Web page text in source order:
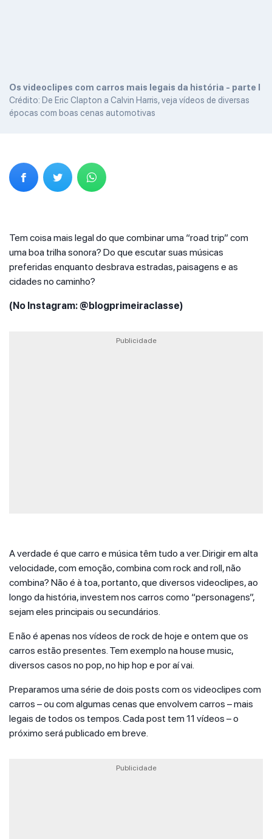
Os videoclipes com carros mais legais da história - parte I
Crédito: De Eric Clapton a Calvin Harris, veja vídeos de diversas
épocas com boas cenas automotivas
Tem coisa mais legal do que combinar uma “road trip” com
uma boa trilha sonora? Do que escutar suas músicas
preferidas enquanto desbrava estradas, paisagens e as
cidades no caminho?
(No Instagram: @blogprimeiraclasse)
Publicidade
A verdade é que carro e música têm tudo a ver. Dirigir em alta
velocidade, com emoção, combina com rock and roll, não
combina? Não é à toa, portanto, que diversos videoclipes, ao
longo da história, investem nos carros como “personagens”,
sejam eles principais ou secundários.
E não é apenas nos vídeos de rock de hoje e ontem que os
carros estão presentes. Tem exemplo na house music,
diversos casos no pop, no hip hop e por aí vai.
Preparamos uma série de dois posts com os videoclipes com
carros – ou com algumas cenas que envolvem carros – mais
legais de todos os tempos. Cada post tem 11 vídeos – o
próximo será publicado em breve.
Publicidade